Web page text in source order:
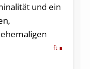
und ein
ft